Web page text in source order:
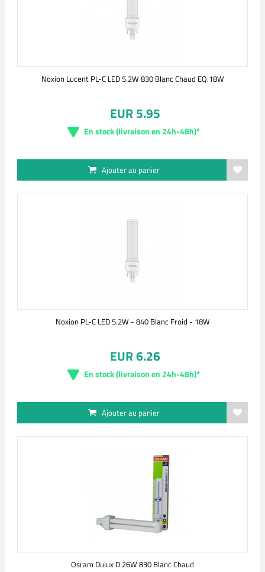
Noxion Lucent PL-C LED 5.2W 830 Blanc Chaud EQ.18W
EUR 5.95
En stock (livraison en 24h-48h)*
Ajouter au panier
Noxion PL-C LED 5.2W - 840 Blanc Froid - 18W
EUR 6.26
En stock (livraison en 24h-48h)*
Ajouter au panier
Osram Dulux D 26W 830 Blanc Chaud